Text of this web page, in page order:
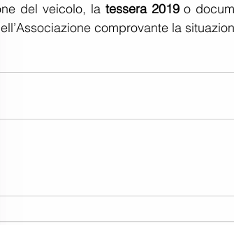
del veicolo, la tessera 2019 o
comprovante la